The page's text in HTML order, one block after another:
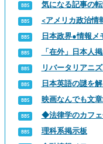
気になる記事の
<アメリカ政治情
日本政界●情報メ
「在外」日本人
リバータリアニ
日本英語の謎を解
映画なんでも文
◆法律学のカフ
理科系掲示板